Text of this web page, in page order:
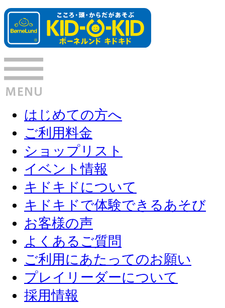
はじめての方へ
ご利用料金
ショップリスト
イベント情報
キドキドについて
キドキドで体験できるあそび
お客様の声
よくあるご質問
ご利用にあたってのお願い
プレイリーダーについて
採用情報